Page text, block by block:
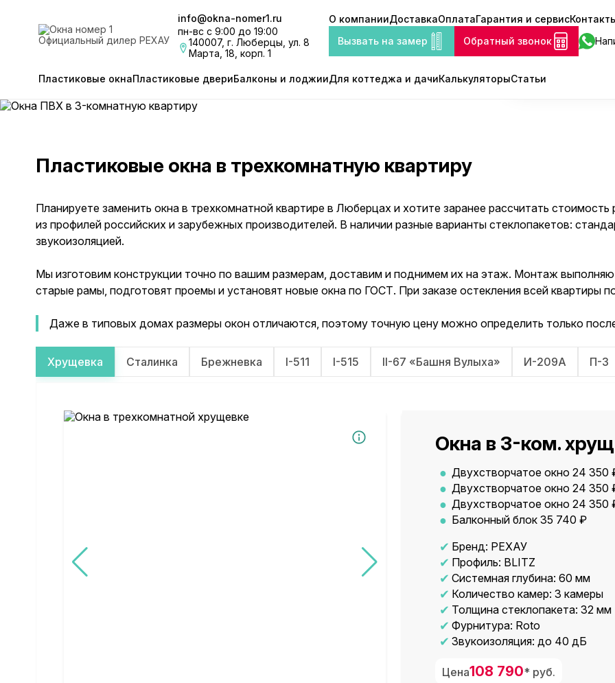
Официальный дилер РЕХАУ
info@okna-nomer1.ru
пн-вс с 9:00 до 19:00
140007, г. Люберцы, ул. 8
Марта, 18, корп. 1
О компанииДоставкаОплатаГарантия и сервис
Вызвать на замер
Обратный звонок
Пластиковые окнаПластиковые двериБалконы и лоджииДля коттеджа и дачиКалькуляторыСтатьи
Вызвать
Пластиковые окна в трехкомнатную квартиру
Планируете заменить окна в трехкомнатной квартире в Люберцах и хотите заранее рассчитать
из профилей российских и зарубежных производителей. В наличии разные варианты стеклопакетов:
звукоизоляцией.
Мы изготовим конструкции точно по вашим размерам, доставим и поднимем их на этаж. Монтаж
старые рамы, подготовят проемы и установят новые окна по ГОСТ. При заказе остекления всей квартиры
Даже в типовых домах размеры окон отличаются, поэтому точную цену можно определить только
Хрущевка Сталинка Брежневка I-511 I-515 II-67 «Башня Вулыха» И-209А П-3
Окна в 3-ком.
Двухстворчатое окно 24 350
Двухстворчатое окно 24 350
Двухстворчатое окно 24 350
Балконный блок 35 740 ₽
Бренд: РЕХАУ
Профиль: BLITZ
Системная глубина: 60 мм
Количество камер: 3 камеры
Толщина стеклопакета: 32 мм
Фурнитура: Roto
Звукоизоляция: до 40 дБ
Цена108 790* руб.